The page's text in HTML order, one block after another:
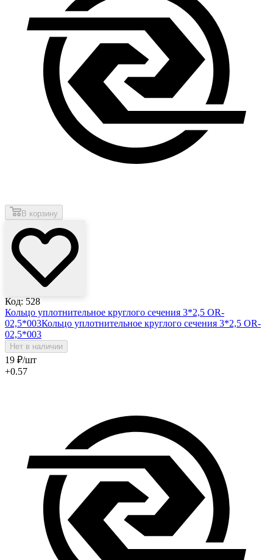
В корзину
Код: 528
Кольцо уплотнительное круглого сечения 3*2,5 OR-
02,5*003Кольцо уплотнительное круглого сечения 3*2,5 OR-
02,5*003
Нет в наличии
19 ₽/шт
+0.57